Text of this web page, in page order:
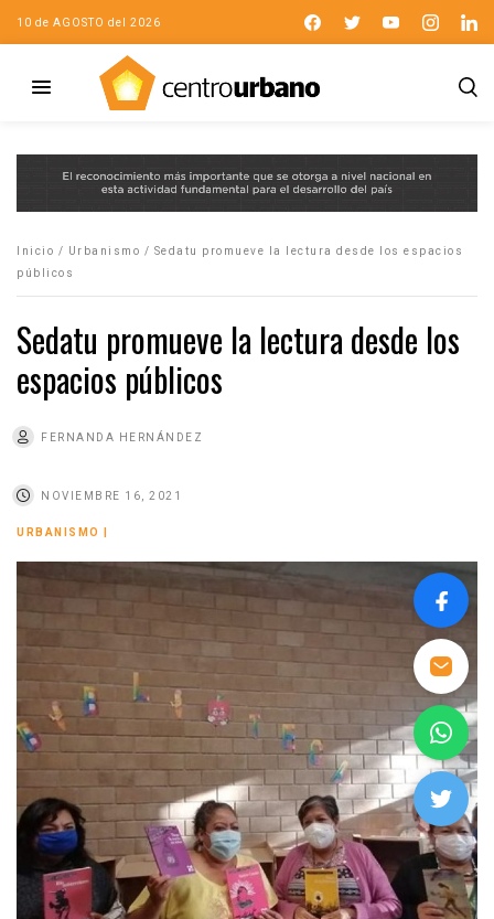
10 de AGOSTO del 2026
Inicio / Urbanismo / Sedatu promueve la lectura desde los espacios
públicos
Sedatu promueve la lectura desde los
espacios públicos
FERNANDA HERNÁNDEZ
NOVIEMBRE 16, 2021
URBANISMO